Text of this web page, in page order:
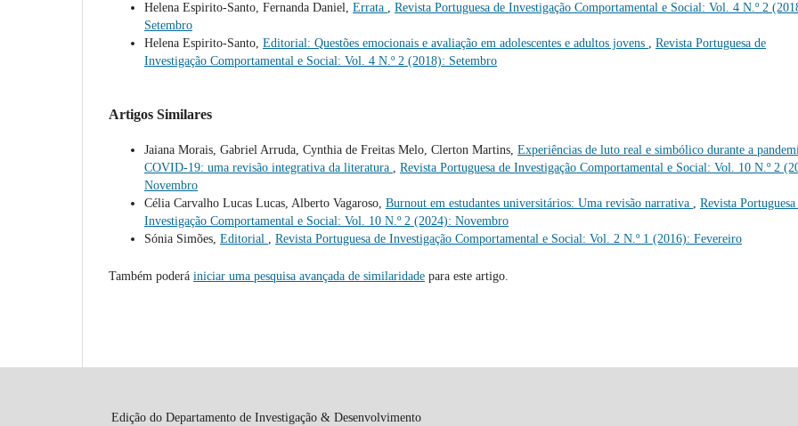
Helena Espirito-Santo, Fernanda Daniel, Errata , Revista Portuguesa de Investigação Comportamental e Social: Vol. 4 N.º 2
Setembro
Helena Espirito-Santo, Editorial: Questões emocionais e avaliação em adolescentes e adultos jovens , Revista Portuguesa de
Investigação Comportamental e Social: Vol. 4 N.º 2 (2018): Setembro
Artigos Similares
Jaiana Morais, Gabriel Arruda, Cynthia de Freitas Melo, Clerton Martins, Experiências de luto real e simbólico durante a
COVID-19: uma revisão integrativa da literatura , Revista Portuguesa de Investigação Comportamental e Social: Vol. 10 N.º 2
Novembro
Célia Carvalho Lucas Lucas, Alberto Vagaroso, Burnout em estudantes universitários: Uma revisão narrativa , Revista Portuguesa
Investigação Comportamental e Social: Vol. 10 N.º 2 (2024): Novembro
Sónia Simões, Editorial , Revista Portuguesa de Investigação Comportamental e Social: Vol. 2 N.º 1 (2016): Fevereiro
Também poderá iniciar uma pesquisa avançada de similaridade para este artigo.
Edição do Departamento de Investigação & Desenvolvimento